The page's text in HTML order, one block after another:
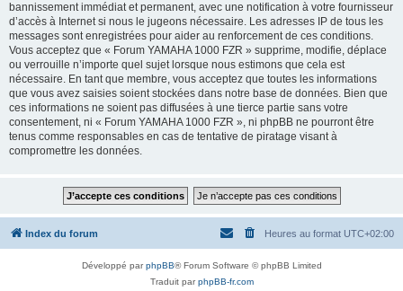
bannissement immédiat et permanent, avec une notification à votre fournisseur
d’accès à Internet si nous le jugeons nécessaire. Les adresses IP de tous les
messages sont enregistrées pour aider au renforcement de ces conditions.
Vous acceptez que « Forum YAMAHA 1000 FZR » supprime, modifie, déplace
ou verrouille n’importe quel sujet lorsque nous estimons que cela est
nécessaire. En tant que membre, vous acceptez que toutes les informations
que vous avez saisies soient stockées dans notre base de données. Bien que
ces informations ne soient pas diffusées à une tierce partie sans votre
consentement, ni « Forum YAMAHA 1000 FZR », ni phpBB ne pourront être
tenus comme responsables en cas de tentative de piratage visant à
compromettre les données.
Index du forum Heures au format UTC+02:00
Développé parphpBB® Forum Software © phpBB Limited
Traduit parphpBB-fr.com